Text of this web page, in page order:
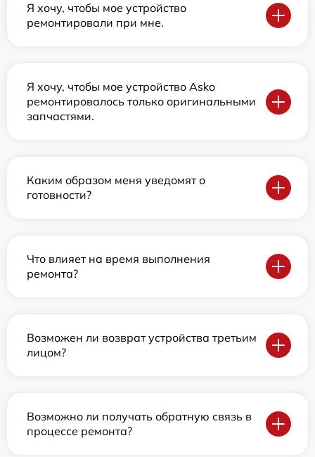
Я хочу, чтобы мое устройство
ремонтировали при мне.
Я хочу, чтобы мое устройство Asko
ремонтировалось только оригинальными
запчастями.
Каким образом меня уведомят о
готовности?
Что влияет на время выполнения
ремонта?
Возможен ли возврат устройства третьим
лицом?
Возможно ли получать обратную связь в
процессе ремонта?